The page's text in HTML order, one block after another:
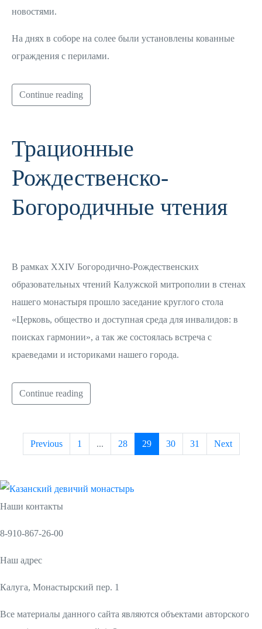
новостями.
На днях в соборе на солее были установлены кованные
ограждения с перилами.
Continue reading
Трационные
Рождественско-
Богородичные чтения
В рамках XXIV Богородично-Рождественских
образовательных чтений Калужской митрополии в стенах
нашего монастыря прошло заседание круглого стола
«Церковь, общество и доступная среда для инвалидов: в
поисках гармонии», а так же состоялась встреча с
краеведами и историками нашего города.
Continue reading
Previous 1 ... 28 29 30 31 Next
Наши контакты
8-910-867-26-00
Наш адрес
Калуга, Монастырский пер. 1
Все материалы данного сайта являются объектами авторского